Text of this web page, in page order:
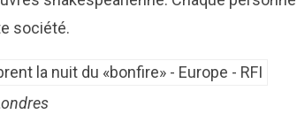
société.